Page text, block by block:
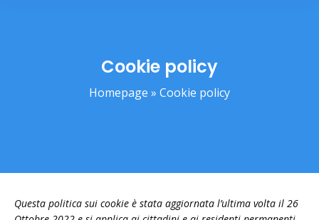
Cookie policy
Homepage » Cookie policy
Questa politica sui cookie è stata aggiornata l’ultima volta il 26